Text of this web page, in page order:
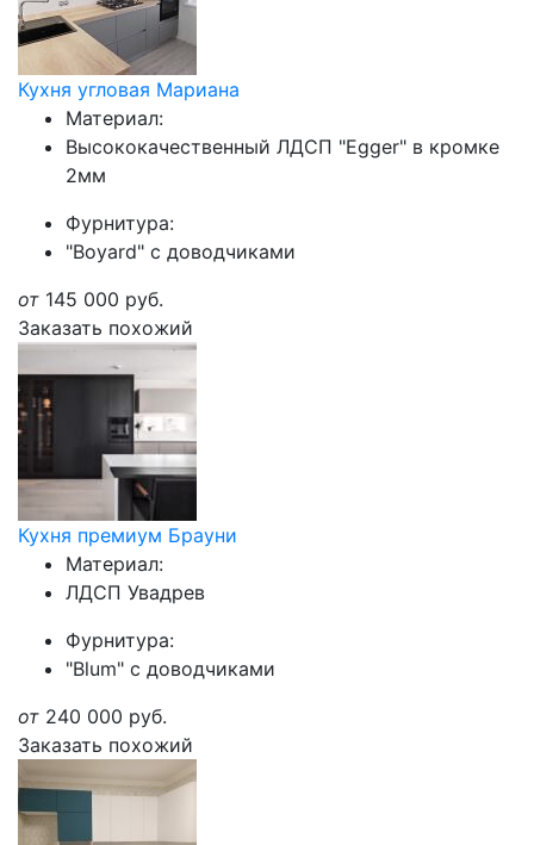
Кухня угловая Мариана
Материал:
Высококачественный ЛДСП "Egger" в кромке
2мм
Фурнитура:
"Boyard" с доводчиками
от 145 000 руб.
Заказать похожий
Кухня премиум Брауни
Материал:
ЛДСП Увадрев
Фурнитура:
"Blum" с доводчиками
от 240 000 руб.
Заказать похожий